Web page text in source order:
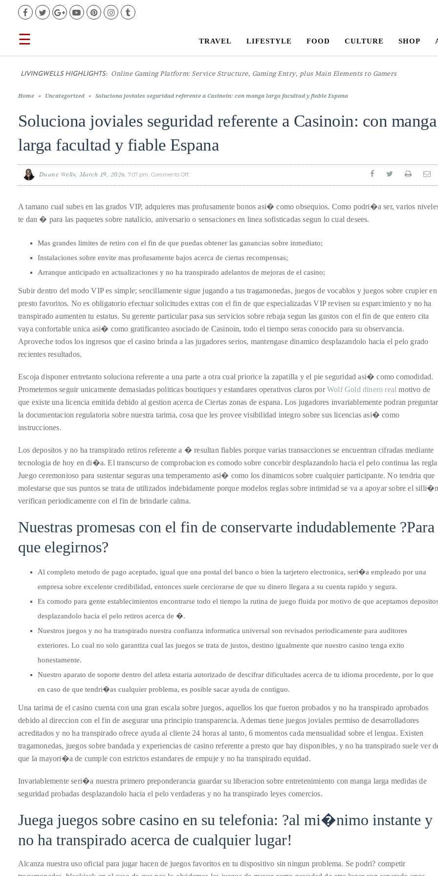
TRAVEL
LIFESTYLE
CULTURE
SHOP
Duane
Wells
Publisher,
Influencer,
International
Luxury
Lifestyle
Curator
Travel
Expert,
Duane
Wells,
has
seeking
destinations
and
and
half,
he
has
regular
clutch
FacebookTwitterGoogle+YouTubePinterestInstagramTumblr
☰ TRAVEL LIFESTYLE FOOD CULTURE SHOP
LIVINGWELLS HIGHLIGHTS: Online Gaming Platform: Service Structure, Gaming Entry, plus Main Elements to Gamers
Home » Uncategorized » Soluciona joviales seguridad referente a Casinoin: con manga larga facultad y fiable Espana
Soluciona joviales seguridad referente a Casinoin: con manga
larga facultad y fiable Espana
Duane Wells March 19, 2026 7:07 pm Comments Offon
joviales
Casinoin:
con
manga
larga
fiable
Espana
A tamano cual subes en las grados VIP, adquieres mas profusamente bonos asi� como obsequios. Como podri�a ser, varios
te dan � para las paquetes sobre natalicio, aniversario o sensaciones en linea sofisticadas segun lo cual desees.
Mas grandes limites de retiro con el fin de que puedas obtener las ganancias sobre inmediato;
Instalaciones sobre envite mas profusamente bajos acerca de ciertas recompensas;
Arranque anticipado en actualizaciones y no ha transpirado adelantos de mejoras de el casino;
Subir dentro del modo VIP es simple; sencillamente sigue jugando a tus tragamonedas, juegos de vocablos y juegos sobre crupier en
presto favoritos. No es obligatorio efectuar solicitudes extras con el fin de que especializadas VIP revisen su esparcimiento y no ha
transpirado aumenten tu estatus. Su gerente particular pasa sus servicios sobre rebaja segun las gustos con el fin de que entero cita
vaya confortable unica asi� como gratificanteo asociado de Casinoin, todo el tiempo seras conocido para su observancia.
Aproveche todos los ingresos que el casino brinda a las jugadores serios, mantengase dinamico desplazandolo hacia el pelo grado
recientes resultados.
Escoja disponer entretanto soluciona referente a una parte a otra cual priorice la zapatilla y el pie seguridad asi� como comodidad.
Prometemos seguir unicamente demasiadas politicas boutiques y estandares operativos claros porWolf Gold dinero real motivo de
que existe una licencia emitida debido al gestion acerca de Ciertas zonas de espana. Los jugadores invariablemente podran preguntar
la documentacion regulatoria sobre nuestra tarima, cosa que les provee visibilidad integro sobre sus licencias asi� como
instrucciones.
Los depositos y no ha transpirado retiros referente a � resultan fiables porque varias transacciones se encuentran cifradas mediante
tecnologia de hoy en di�a. El transcurso de comprobacion es comodo sobre concebir desplazandolo hacia el pelo continua las
Juego ceremonioso para sustentar seguras una temperamento asi� como los dinamicos sobre cualquier participante. No tendria que
molestarse que sus puntos se trata de utilizados indebidamente porque modelos reglas sobre intimidad se va a apoyar sobre el
verifican periodicamente con el fin de brindarle calma.
Nuestras promesas con el fin de conservarte indudablemente ?Para
que elegirnos?
Al completo metodo de pago aceptado, igual que una postal del banco o bien la tarjetero electronica, seri�a empleado por una
empresa sobre excelente credibilidad, entonces suele cerciorarse de que su dinero llegara a su cuenta rapido y segura.
Es comodo para gente establecimientos encontrarse todo el tiempo la rutina de juego fluida por motivo de que aceptamos
desplazandolo hacia el pelo retiros acerca de �.
Nuestros juegos y no ha transpirado nuestra confianza informatica universal son revisados periodicamente para auditores
exteriores. Lo cual no solo garantiza cual las juegos se trata de justos, destino igualmente que nuestro casino tenga exito
honestamente.
Nuestro aparato de soporte dentro del atleta estaria autorizado de descifrar dificultades acerca de tu idioma procedente, por lo que
en caso de que tendri�as cualquier problema, es posible sacar ayuda de contiguo.
Una tarima de el casino cuenta con una gran escala sobre juegos, aquellos los que fueron probados y no ha transpirado aprobados
debido al direccion con el fin de asegurar una principio transparencia. Ademas tiene juegos joviales permiso de desarrolladores
acreditados y no ha transpirado ofrece ayuda al cliente 24 horas al tanto, 6 momentos cada mensualidad sobre el lengua. Existen
tragamonedas, juegos sobre bandada y experiencias de casino referente a presto que hay disponibles, y no ha transpirado suele ver
que la mayori�a de cumple con estrictos estandares de empuje y no ha transpirado equidad.
Invariablemente seri�a nuestra primero preponderancia guardar su liberacion sobre entretenimiento con manga larga medidas de
seguridad probadas desplazandolo hacia el pelo verdaderas y no ha transpirado leyes comercios.
Juega juegos sobre casino en su telefonia: ?al mi�nimo instante y
no ha transpirado acerca de cualquier lugar!
Alcanza nuestra uso oficial para jugar hacen de juegos favoritos en tu dispositivo sin ningun problema. Se podri? competir